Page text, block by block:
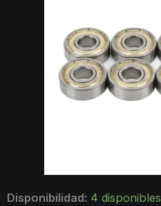
Disponibilidad: 4 disponibles
Rulemanes